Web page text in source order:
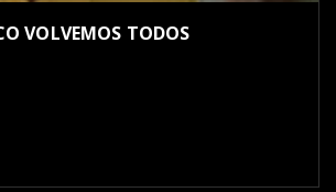
VOLVEMOS TODOS